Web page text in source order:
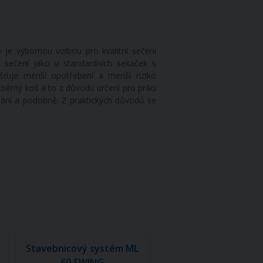
je výbornou volbou pro kvalitní sečení
jako u standardních sekaček s
menší opotřebení a menší riziko
koš a to z důvodu určení pro práci
a podobně. Z praktických důvodů se
Stavebnicový systém ML